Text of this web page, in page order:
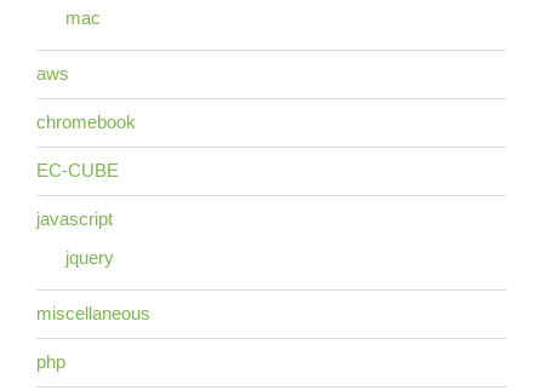
mac
aws
chromebook
EC-CUBE
javascript
jquery
miscellaneous
php